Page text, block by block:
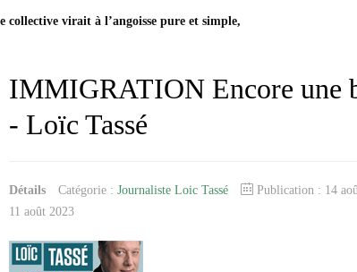
virait à l’angoisse pure et simple,
IMMIGRATION Encore une
- Loïc Tassé
Détails Catégorie : Journaliste Loic Tassé Publication : 14
11 août 2023